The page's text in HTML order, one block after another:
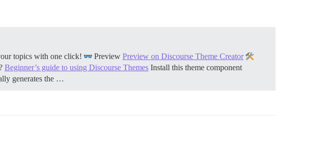
topics with one click! Preview Preview on Discourse Theme Creator
Beginner’s guide to using Discourse Themes Install this theme component
generates the …